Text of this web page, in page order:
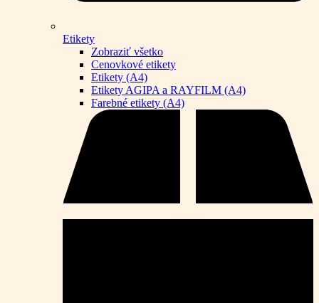
Etikety
Zobraziť všetko
Cenovkové etikety
Etikety (A4)
Etikety AGIPA a RAYFILM (A4)
Farebné etikety (A4)